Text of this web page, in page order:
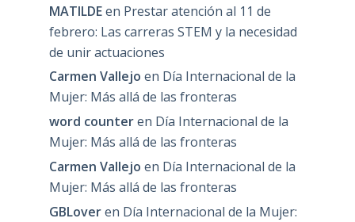
MATILDEen Prestar atención al 11 de
febrero: Las carreras STEM y la necesidad
de unir actuaciones
Carmen Vallejo en Día Internacional de la
Mujer: Más allá de las fronteras
word counteren Día Internacional de la
Mujer: Más allá de las fronteras
Carmen Vallejo en Día Internacional de la
Mujer: Más allá de las fronteras
GBLoveren Día Internacional de la Mujer: